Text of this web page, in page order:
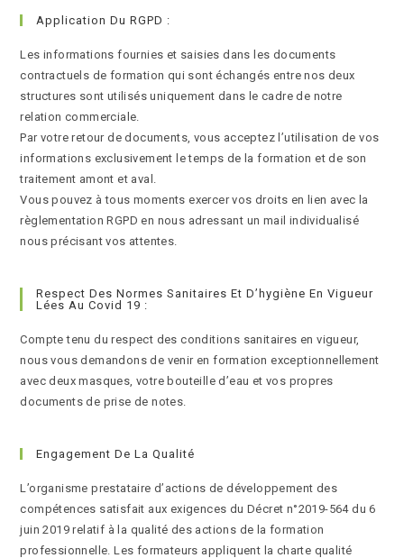
Application Du RGPD :
Les informations fournies et saisies dans les documents
contractuels de formation qui sont échangés entre nos deux
structures sont utilisés uniquement dans le cadre de notre
relation commerciale.
Par votre retour de documents, vous acceptez l’utilisation de vos
informations exclusivement le temps de la formation et de son
traitement amont et aval.
Vous pouvez à tous moments exercer vos droits en lien avec la
règlementation RGPD en nous adressant un mail individualisé
nous précisant vos attentes.
Respect Des Normes Sanitaires Et D’hygiène En Vigueur
Lées Au Covid 19 :
Compte tenu du respect des conditions sanitaires en vigueur,
nous vous demandons de venir en formation exceptionnellement
avec deux masques, votre bouteille d’eau et vos propres
documents de prise de notes.
Engagement De La Qualité
L’organisme prestataire d’actions de développement des
compétences satisfait aux exigences du Décret n°2019-564 du 6
juin 2019 relatif à la qualité des actions de la formation
professionnelle. Les formateurs appliquent la charte qualité